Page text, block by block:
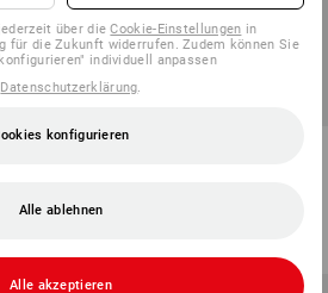
ab
über dieCookie-Einstellungen in
für die Zukunft widerrufen. Zudem können Sie
individuell anpassen
Datenschutzerklärung.
konfigurieren
Alle ablehnen
Alle akzeptieren